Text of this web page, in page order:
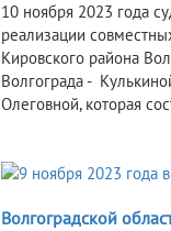
10 ноября 2023 года
реализации
Кировского района
Волгограда -
Олеговной, которая
Волгоградской